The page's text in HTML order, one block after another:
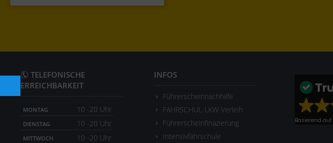
TELEFONISCHE
ERREICHBARKEIT
MONTAG 10 -20 Uhr
DIENSTAG 10 -20 Uhr
MITTWOCH 10 -20 Uhr
INFOS
Führerscheinnachhilfe
FAHRSCHUL-LKW-Verleih
Führerscheinfinazierung
Intensivfahrschule
Basierend auf